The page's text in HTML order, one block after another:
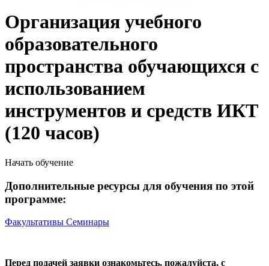
Организация учебного
образовательного
пространства обучающихся с
использованием
инструментов и средств ИКТ
(120 часов)
Начать обучение
Дополнительные ресурсы для обучения по этой
программе:
Факультативы Семинары
Перед подачей заявки ознакомьтесь, пожалуйста, с